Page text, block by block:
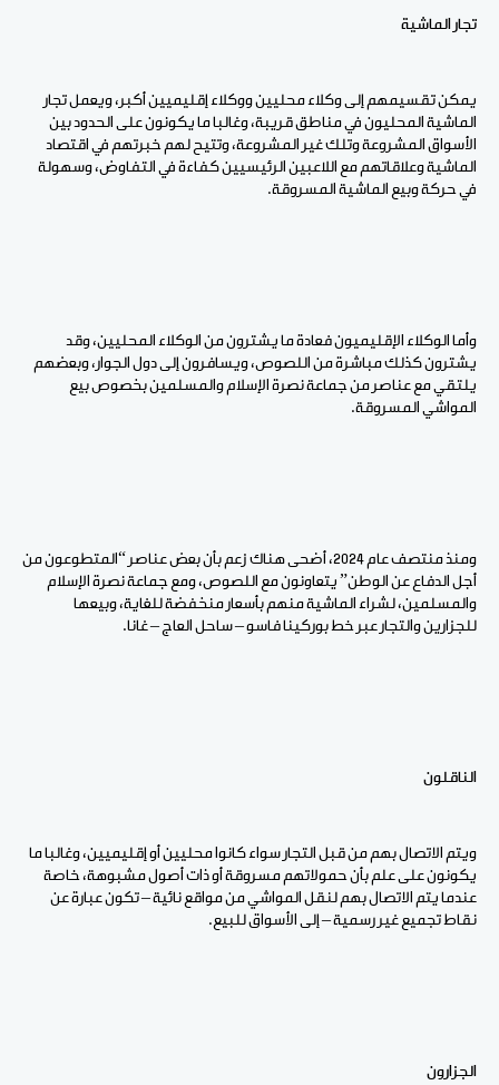
تجار الماشية
يمكن تقسيمهم إلى وكلاء محليين ووكلاء إقليميين أكبر، ويعمل تجار
الماشية المحليون في مناطق قريبة، وغالبا ما يكونون على الحدود بين
الأسواق المشروعة وتلك غير المشروعة، وتتيح لهم خبرتهم في اقتصاد
الماشية وعلاقاتهم مع اللاعبين الرئيسيين كفاءة في التفاوض، وسهولة
في حركة وبيع الماشية المسروقة.
وأما الوكلاء الإقليميون فعادة ما يشترون من الوكلاء المحليين، وقد
يشترون كذلك مباشرة من اللصوص، ويسافرون إلى دول الجوار، وبعضهم
يلتقي مع عناصر من جماعة نصرة الإسلام والمسلمين بخصوص بيع
المواشي المسروقة.
ومنذ منتصف عام 2024، أضحى هناك زعم بأن بعض عناصر “المتطوعون من
أجل الدفاع عن الوطن” يتعاونون مع اللصوص، ومع جماعة نصرة الإسلام
والمسلمين، لشراء الماشية منهم بأسعار منخفضة للغاية، وبيعها
للجزارين والتجار عبر خط بوركينا فاسو – ساحل العاج – غانا.
الناقلون
ويتم الاتصال بهم من قبل التجار سواء كانوا محليين أو إقليميين، وغالبا ما
يكونون على علم بأن حمولاتهم مسروقة أو ذات أصول مشبوهة، خاصة
عندما يتم الاتصال بهم لنقل المواشي من مواقع نائية – تكون عبارة عن
نقاط تجميع غير رسمية – إلى الأسواق للبيع.
الجزارون